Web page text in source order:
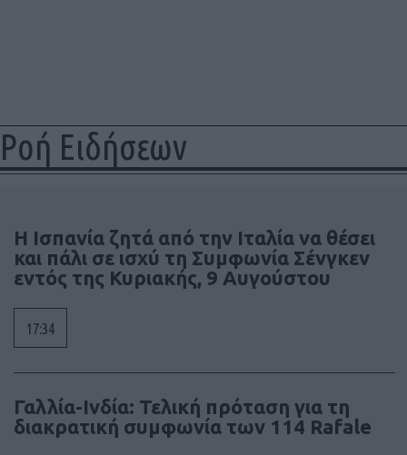
Ροή Ειδήσεων
Η Ισπανία ζητά από την Ιταλία να θέσει
και πάλι σε ισχύ τη Συμφωνία Σένγκεν
εντός της Κυριακής, 9 Αυγούστου
17:34
Γαλλία-Ινδία: Τελική πρόταση για τη
διακρατική συμφωνία των 114 Rafale